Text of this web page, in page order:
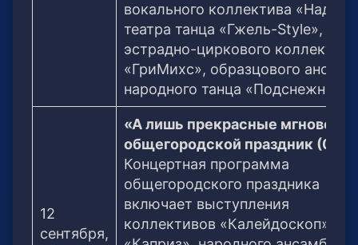
вокального коллектива
театра танца «Гжель-Style»,
эстрадно-циркового коллектива
«ГриМихс», образцового
народного танца «Подснежник».
12
сентября,
«А лишь прекрасные
общегородской праздник (0+)
Концертная программа
общегородского праздника
включает выступления
коллективов «Калейдоскоп»,